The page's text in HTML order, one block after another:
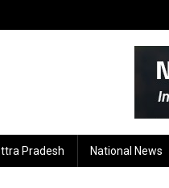
Pradesh National News